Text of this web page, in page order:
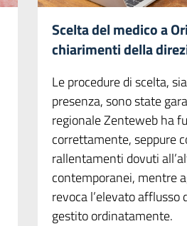
Scelta del medico a
chiarimenti della
Le procedure di scelta,
presenza, sono state
regionale Zenteweb ha
correttamente, seppure
rallentamenti dovuti
contemporanei, mentre
revoca l’elevato afflusso
gestito ordinatamente.